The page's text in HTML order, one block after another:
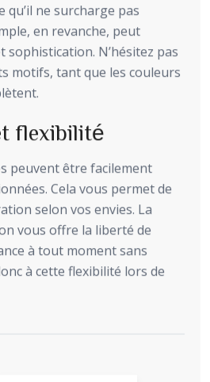
qu’il ne surcharge pas
en revanche, peut
N’hésitez pas
motifs, tant que les couleurs
flexibilité
peuvent être facilement
Cela vous permet de
selon vos envies. La
vous offre la liberté de
à tout moment sans
à cette flexibilité lors de